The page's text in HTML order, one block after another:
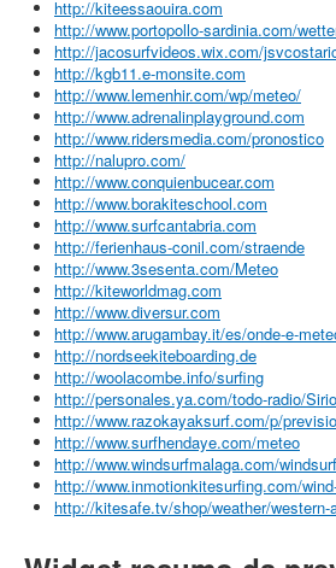
http://kiteessaouira.com
http://www.portopollo-sardinia.com/
http://jacosurfvideos.wix.com/
http://kgb11.e-monsite.com
http://www.lemenhir.com/wp/meteo/
http://www.adrenalinplayground.com
http://www.ridersmedia.com/pronostico
http://nalupro.com/
http://www.conquienbucear.com
http://www.borakiteschool.com
http://www.surfcantabria.com
http://ferienhaus-conil.com/straende
http://www.3sesenta.com/Meteo
http://kiteworldmag.com
http://www.diversur.com
http://www.arugambay.it/es/onde-e-
http://nordseekiteboarding.de
http://woolacombe.info/surfing
http://personales.ya.com/todo-radio/
http://www.razokayaksurf.com/p/
http://www.surfhendaye.com/meteo
http://www.windsurfmalaga.com/
http://www.inmotionkitesurfing.com/
http://kitesafe.tv/shop/weather/western-